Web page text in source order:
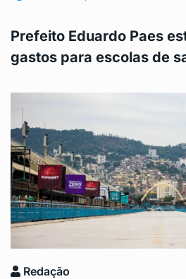
Prefeito Eduardo Paes
gastos para escolas de
Redação